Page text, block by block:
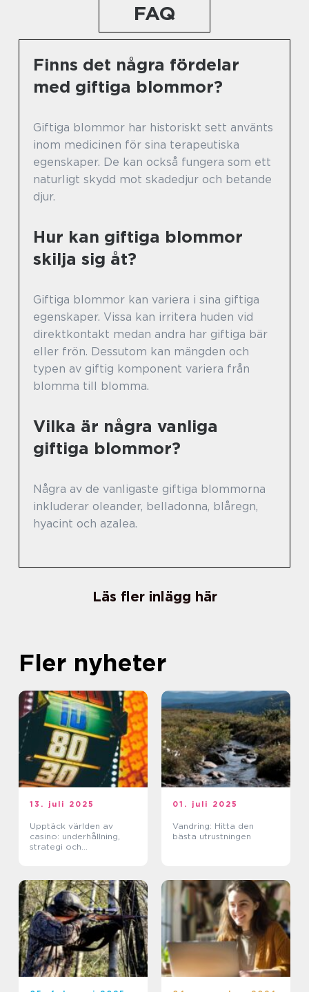
FAQ
Finns det några fördelar
med giftiga blommor?
Giftiga blommor har historiskt sett använts
inom medicinen för sina terapeutiska
egenskaper. De kan också fungera som ett
naturligt skydd mot skadedjur och betande
djur.
Hur kan giftiga blommor
skilja sig åt?
Giftiga blommor kan variera i sina giftiga
egenskaper. Vissa kan irritera huden vid
direktkontakt medan andra har giftiga bär
eller frön. Dessutom kan mängden och
typen av giftig komponent variera från
blomma till blomma.
Vilka är några vanliga
giftiga blommor?
Några av de vanligaste giftiga blommorna
inkluderar oleander, belladonna, blåregn,
hyacint och azalea.
Läs fler inlägg här
Fler nyheter
13. juli 2025
Upptäck världen av
casino: underhållning,
strategi och
01. juli 2025
Vandring: Hitta den
bästa utrustningen